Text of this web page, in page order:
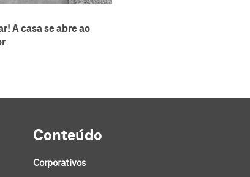
A casa se abre ao
Conteúdo
Corporativos